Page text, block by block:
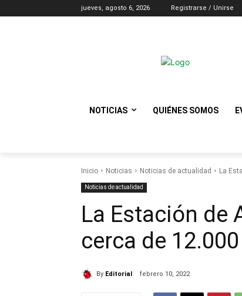
jueves, agosto 6, 2026 Registrarse / Unirse
NOTICIAS QUIÉNES SOMOS
Inicio Noticias Noticias de actualidad La
Noticias de actualidad
La Estación de
cerca de
By Editorial febrero 10, 2022